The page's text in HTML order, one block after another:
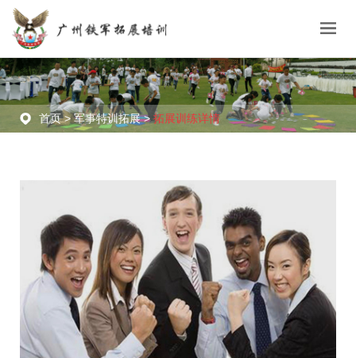
首页 > 军事特训拓展 > 拓展训练详情